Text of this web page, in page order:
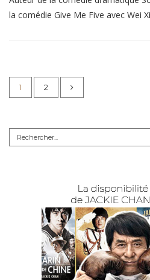
la comédie Give Me Five avec Wei
1 2
Rechercher